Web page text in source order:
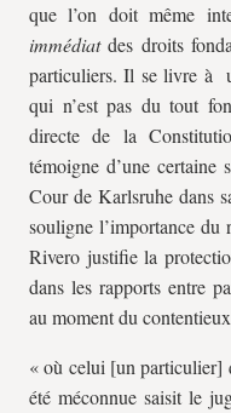
que l’on doit même
immédiatdes droits
particuliers. Il se livre à
qui n’est pas du tout
directe de la
témoigne d’une certaine
Cour de Karlsruhe dans
souligne l’importance
Rivero justifie la
dans les rapports entre
au moment du
« où celui [un particulier]
été méconnue saisit le